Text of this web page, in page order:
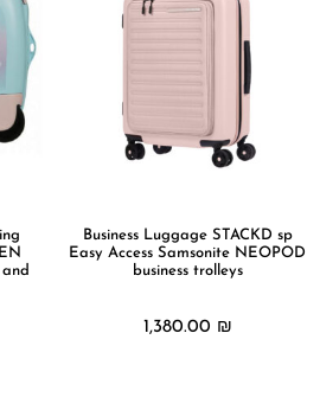
Business Luggage STACKD sp
Easy Access Samsonite NEOPOD
business trolleys
1,380.00 ₪